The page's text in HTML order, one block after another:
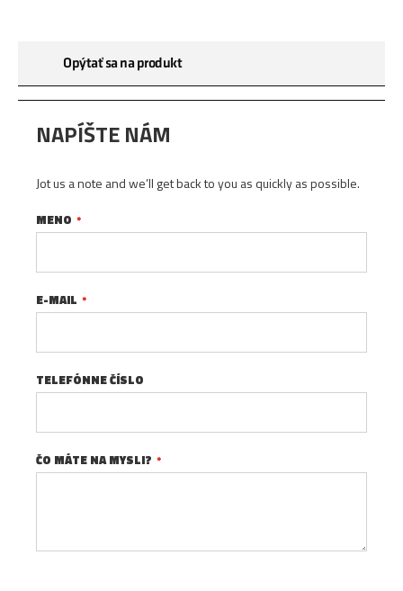
Opýtať sa na produkt
NAPÍŠTE NÁM
Jot us a note and we’ll get back to you as quickly as possible.
MENO
E-MAIL
TELEFÓNNE ČÍSLO
ČO MÁTE NA MYSLI?